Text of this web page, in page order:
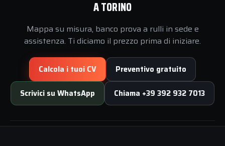
A TORINO
Mappa su misura, banco prova a rulli in sede e
assistenza. Ti diciamo il prezzo prima di iniziare.
Calcola i tuoi CV Preventivo gratuito
Scrivici su WhatsApp Chiama +39 392 932 7013